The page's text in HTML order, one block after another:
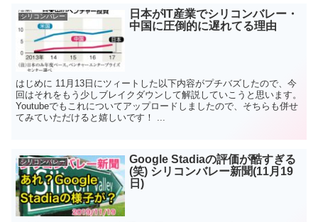
シリコンバレー
日本がIT産業でシリコンバレー・
中国に圧倒的に遅れてる理由
はじめに 11月13日にツィートした以下内容がプチバズしたので、今
回はそれをもう少しブレイクダウンして解説していこうと思います。
Youtubeでもこれについてアップロードしましたので、そちらも併せ
てみていただけると嬉しいです！ ...
シリコンバレー
Google Stadiaの評価が酷すぎる
(笑) シリコンバレー新聞(11月19
日)